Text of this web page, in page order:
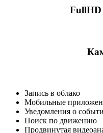
FullHD
Запись в облако
Мобильные
Уведомления о
Поиск по движению
Продвинутая